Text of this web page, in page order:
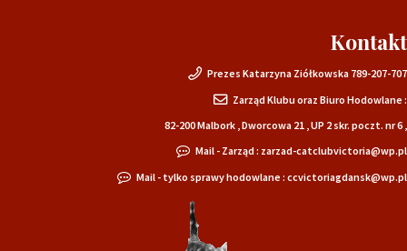
Kontakt
Prezes Katarzyna Ziółkowska 789-207-707
Zarząd Klubu oraz Biuro Hodowlane :
82-200 Malbork , Dworcowa 21 , UP 2 skr. poczt. nr 6 ,
Mail - Zarząd : zarzad-catclubvictoria@wp.pl
Mail - tylko sprawy hodowlane : ccvictoriagdansk@wp.pl